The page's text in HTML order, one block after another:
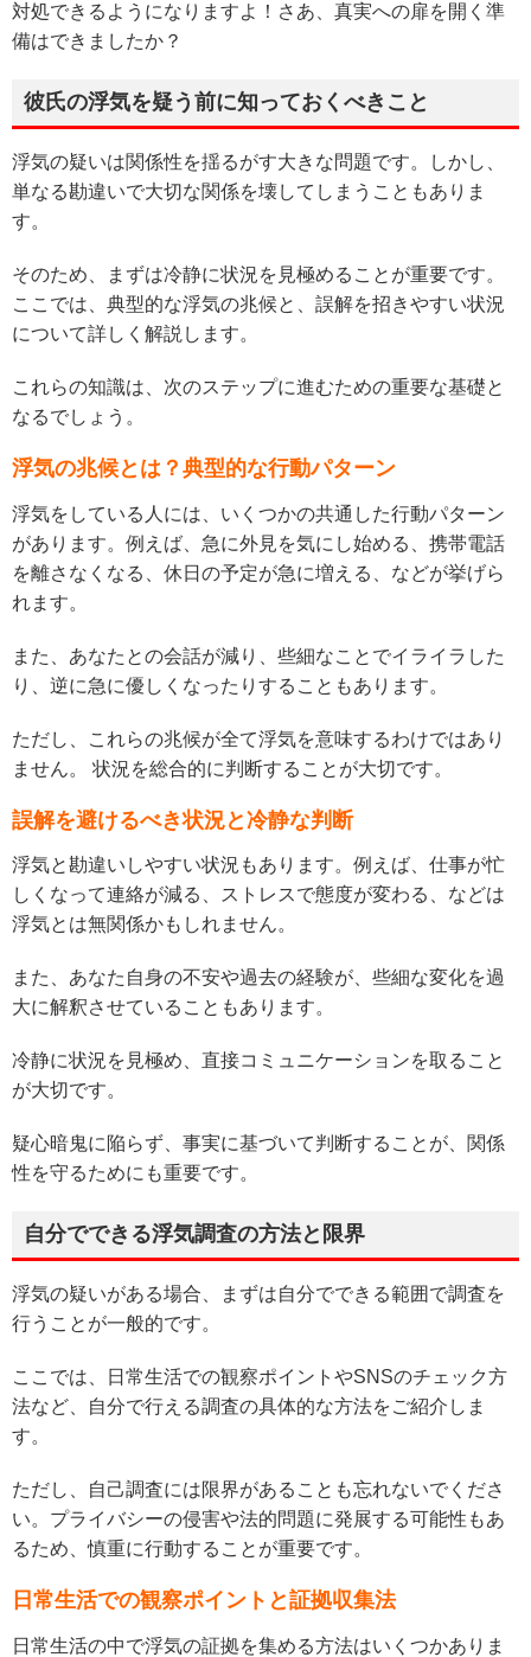
対処できるようになりますよ！さあ、真実への扉を開く準
備はできましたか？
彼氏の浮気を疑う前に知っておくべきこと
浮気の疑いは関係性を揺るがす大きな問題です。しかし、
単なる勘違いで大切な関係を壊してしまうこともありま
す。
そのため、まずは冷静に状況を見極めることが重要です。
ここでは、典型的な浮気の兆候と、誤解を招きやすい状況
について詳しく解説します。
これらの知識は、次のステップに進むための重要な基礎と
なるでしょう。
浮気の兆候とは？典型的な行動パターン
浮気をしている人には、いくつかの共通した行動パターン
があります。例えば、急に外見を気にし始める、携帯電話
を離さなくなる、休日の予定が急に増える、などが挙げら
れます。
また、あなたとの会話が減り、些細なことでイライラした
り、逆に急に優しくなったりすることもあります。
ただし、これらの兆候が全て浮気を意味するわけではあり
ません。 状況を総合的に判断することが大切です。
誤解を避けるべき状況と冷静な判断
浮気と勘違いしやすい状況もあります。例えば、仕事が忙
しくなって連絡が減る、ストレスで態度が変わる、などは
浮気とは無関係かもしれません。
また、あなた自身の不安や過去の経験が、些細な変化を過
大に解釈させていることもあります。
冷静に状況を見極め、直接コミュニケーションを取ること
が大切です。
疑心暗鬼に陥らず、事実に基づいて判断することが、関係
性を守るためにも重要です。
自分でできる浮気調査の方法と限界
浮気の疑いがある場合、まずは自分でできる範囲で調査を
行うことが一般的です。
ここでは、日常生活での観察ポイントやSNSのチェック方
法など、自分で行える調査の具体的な方法をご紹介しま
す。
ただし、自己調査には限界があることも忘れないでくださ
い。プライバシーの侵害や法的問題に発展する可能性もあ
るため、慎重に行動することが重要です。
日常生活での観察ポイントと証拠収集法
日常生活の中で浮気の証拠を集める方法はいくつかありま